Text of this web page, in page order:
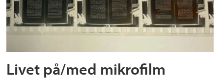
Livet på/med mikrofilm